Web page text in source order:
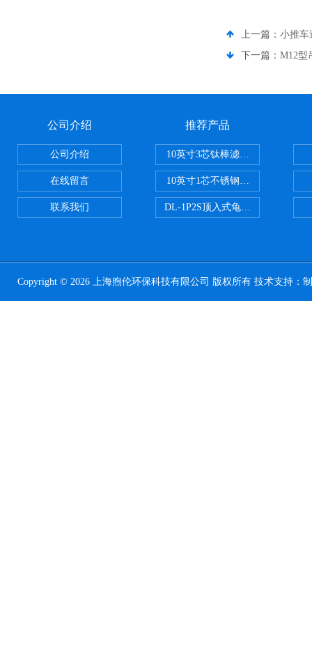
上一篇： 小推车
下一篇： M12型
公司介绍
公司介绍
在线留言
联系我们
推荐产品
10英寸3芯钛棒滤芯过滤器
10英寸1芯不锈钢钛棒过滤器
DL-1P2S顶入式龟背过滤器
Copyright © 2026 上海煦伦环保科技有限公司 版权所有 技术支持：